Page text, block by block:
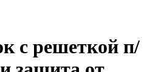
с решеткой п/